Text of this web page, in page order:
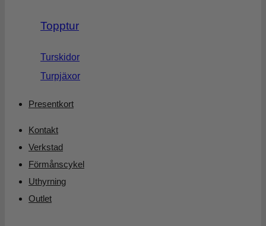
Topptur
Turskidor
Turpjäxor
Presentkort
Kontakt
Verkstad
Förmånscykel
Uthyrning
Outlet